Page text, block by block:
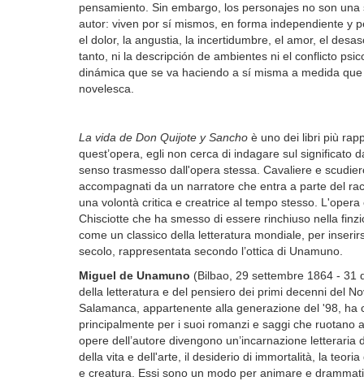
pensamiento. Sin embargo, los personajes no son
autor: viven por sí mismos, en forma independiente y
el dolor, la angustia, la incertidumbre, el amor, el
tanto, ni la descripción de ambientes ni el conflicto
dinámica que se va haciendo a sí misma a medida
novelesca.
La vida de Don Quijote y Sancho è uno dei libri più
quest’opera, egli non cerca di indagare sul significato
senso trasmesso dall'opera stessa. Cavaliere e
accompagnati da un narratore che entra a parte del
una volontà critica e creatrice al tempo stesso.
Chisciotte che ha smesso di essere rinchiuso nella
come un classico della letteratura mondiale, per
secolo, rappresentata secondo l’ottica di Unamuno.
Miguel de Unamuno (Bilbao, 29 settembre 1864 - 31
della letteratura e del pensiero dei primi decenni del
Salamanca, appartenente alla generazione del '98,
principalmente per i suoi romanzi e saggi che ruotano
opere dell’autore divengono un’incarnazione
della vita e dell'arte, il desiderio di immortalità, la
e creatura. Essi sono un modo per animare e